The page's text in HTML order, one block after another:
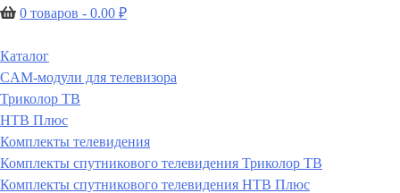
0 товаров - 0.00 ₽
Каталог
CAM-модули для телевизора
Триколор ТВ
НТВ Плюс
Комплекты телевидения
Комплекты спутникового телевидения Триколор ТВ
Комплекты спутникового телевидения НТВ Плюс